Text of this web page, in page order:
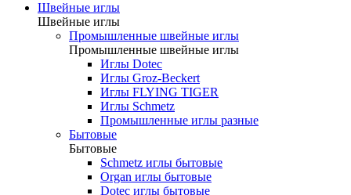
Швейные иглы
Швейные иглы
Промышленные швейные иглы
Промышленные швейные иглы
Иглы Dotec
Иглы Groz-Beckert
Иглы FLYING TIGER
Иглы Schmetz
Промышленные иглы разные
Бытовые
Бытовые
Schmetz иглы бытовые
Organ иглы бытовые
Dotec иглы бытовые